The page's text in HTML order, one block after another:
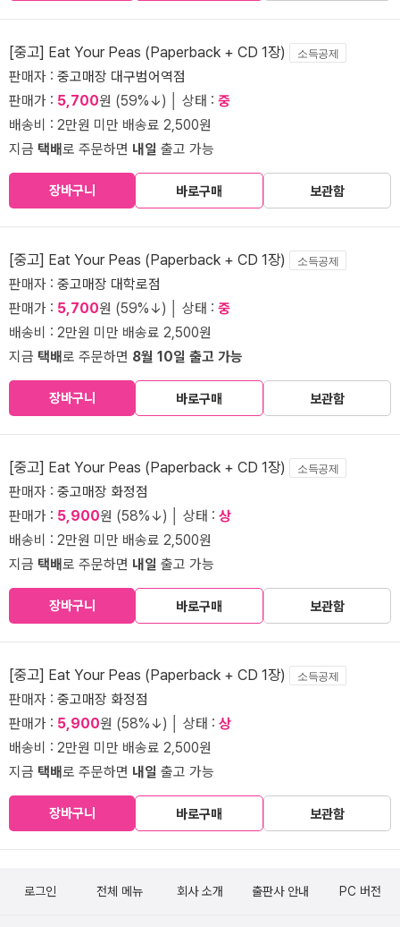
[중고] Eat Your Peas (Paperback + CD 1장) 소득공제
판매자 : 중고매장 대구범어역점
판매가 : 5,700원 (59%↓) │ 상태 : 중
배송비 : 2만원 미만 배송료 2,500원
지금 택배로 주문하면 내일 출고 가능
장바구니 바로구매 보관함
[중고] Eat Your Peas (Paperback + CD 1장) 소득공제
판매자 : 중고매장 대학로점
판매가 : 5,700원 (59%↓) │ 상태 : 중
배송비 : 2만원 미만 배송료 2,500원
지금 택배로 주문하면 8월 10일 출고 가능
장바구니 바로구매 보관함
[중고] Eat Your Peas (Paperback + CD 1장) 소득공제
판매자 : 중고매장 화정점
판매가 : 5,900원 (58%↓) │ 상태 : 상
배송비 : 2만원 미만 배송료 2,500원
지금 택배로 주문하면 내일 출고 가능
장바구니 바로구매 보관함
[중고] Eat Your Peas (Paperback + CD 1장) 소득공제
판매자 : 중고매장 화정점
판매가 : 5,900원 (58%↓) │ 상태 : 상
배송비 : 2만원 미만 배송료 2,500원
지금 택배로 주문하면 내일 출고 가능
장바구니 바로구매 보관함
로그인 전체 메뉴 회사 소개 출판사 안내 PC 버전